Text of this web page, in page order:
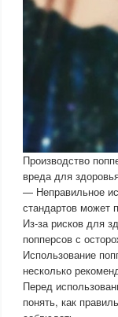
Производство
вреда для
— Неправильное
стандартов может
Из-за рисков для
попперсов с
Использование
несколько
Перед
понять, как